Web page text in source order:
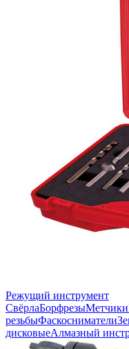
Режущий инструмент
СвёрлаБорфрезыМетчики
резьбыФаскосниматели
дисковыеАлмазный